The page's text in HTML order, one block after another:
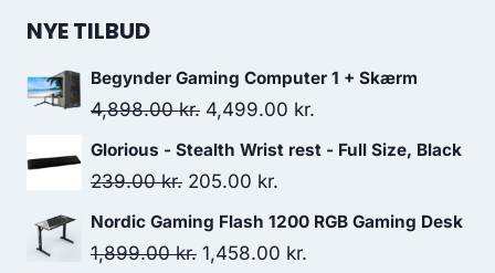
NYE TILBUD
Begynder Gaming Computer 1 + Skærm
4,898.00kr. Original
price
was:
4,499.00 kr.
price
Glorious - Stealth Wrist rest - Full Size, Black
239.00kr. Original
price
was:
205.00 kr.
price
is:
Nordic Gaming Flash 1200 RGB Gaming Desk
1,899.00kr. Original
1,458.00 kr.